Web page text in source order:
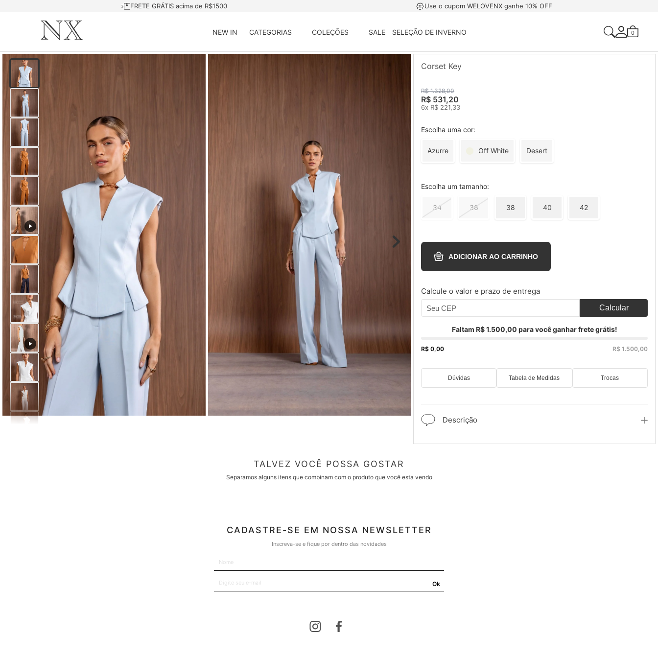
FRETE GRÁTIS acima de R$1500 Use o cupom WELOVENX ganhe 10% OFF
NEW IN CATEGORIAS COLEÇÕES SALE SELEÇÃO DE INVERNO
Acessar Sua Conta
0
Corset Key
R$ 1.328,00
R$ 531,20
6x R$ 221,33
Escolha uma cor:
Azurre Off White Desert
Escolha um tamanho:
34 36 38 40 42
ADICIONAR AO CARRINHO
Calcule o valor e prazo de entrega
Calcular
Faltam R$ 1.500,00 para você ganhar frete grátis!
R$ 0,00 R$ 1.500,00
Dúvidas Tabela de Medidas Trocas
Descrição
TALVEZ VOCÊ POSSA GOSTAR
Separamos alguns itens que combinam com o produto que você esta vendo
CADASTRE-SE EM NOSSA NEWSLETTER
Inscreva-se e fique por dentro das novidades
Ok